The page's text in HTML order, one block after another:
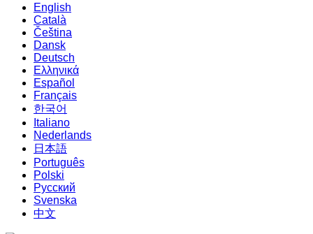
English
Català
Čeština
Dansk
Deutsch
Ελληνικά
Español
Français
한국어
Italiano
Nederlands
日本語
Português
Polski
Русский
Svenska
中文